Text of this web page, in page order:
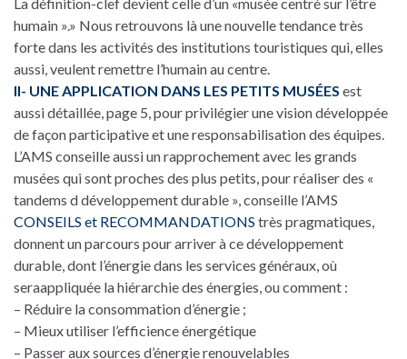
La définition-clef devient celle d’un «musée centré sur l’être
humain ».» Nous retrouvons là une nouvelle tendance très
forte dans les activités des institutions touristiques qui, elles
aussi, veulent remettre l’humain au centre.
II- UNE APPLICATION DANS LES PETITS MUSÉES est
aussi détaillée, page 5, pour privilégier une vision développée
de façon participative et une responsabilisation des équipes.
L’AMS conseille aussi un rapprochement avec les grands
musées qui sont proches des plus petits, pour réaliser des «
tandems d développement durable », conseille l’AMS
CONSEILS et RECOMMANDATIONS très pragmatiques,
donnent un parcours pour arriver à ce développement
durable, dont l’énergie dans les services généraux, où
seraappliquée la hiérarchie des énergies, ou comment :
– Réduire la consommation d’énergie ;
– Mieux utiliser l’efficience énergétique
– Passer aux sources d’énergie renouvelables